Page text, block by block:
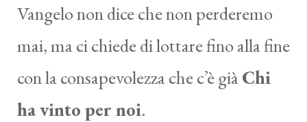
Vangelo non dice che non perderemo
mai, ma ci chiede di lottare fino alla fine
con la consapevolezza che c’è giàChi
ha vinto per noi.